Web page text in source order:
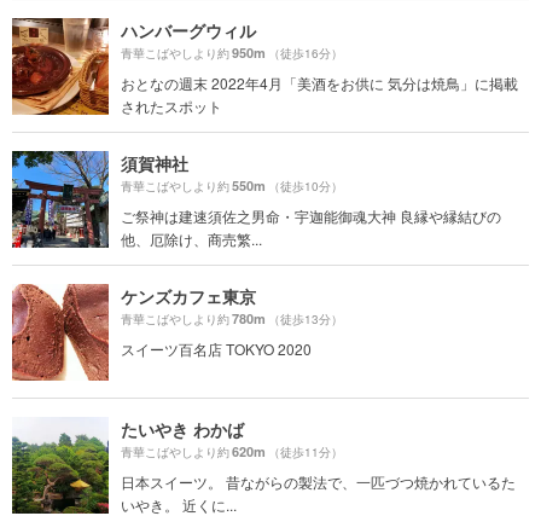
ハンバーグウィル
青華こばやしより約950m （徒歩16分）
おとなの週末 2022年4月「美酒をお供に 気分は焼鳥」に掲載
されたスポット
須賀神社
青華こばやしより約550m （徒歩10分）
ご祭神は建速須佐之男命・宇迦能御魂大神 良縁や縁結びの
他、厄除け、商売繁...
ケンズカフェ東京
青華こばやしより約780m （徒歩13分）
スイーツ百名店 TOKYO 2020
たいやき わかば
青華こばやしより約620m （徒歩11分）
日本スイーツ。 昔ながらの製法で、一匹づつ焼かれているた
いやき。 近くに...